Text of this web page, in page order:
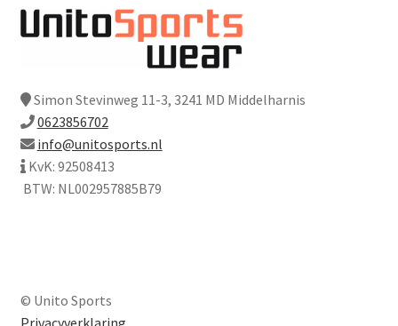
Simon Stevinweg 11-3, 3241 MD Middelharnis
0623856702
info@unitosports.nl
KvK: 92508413
BTW: NL002957885B79
© Unito Sports